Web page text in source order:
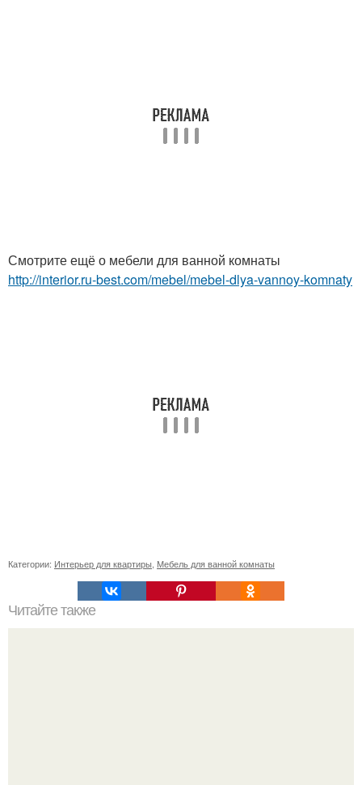
Смотрите ещё о мебели для ванной комнаты
http://interior.ru-best.com/mebel/mebel-dlya-vannoy-komnaty
Категории: Интерьер для квартиры Мебель для ванной комнаты
Читайте также